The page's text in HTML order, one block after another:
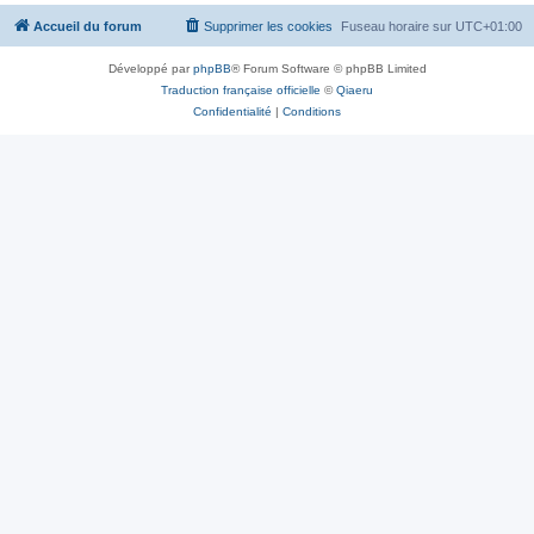
Accueil du forum Fuseau horaire sur UTC+01:00
Supprimer les cookies
Développé parphpBB® Forum Software © phpBB Limited
Traduction française officielle ©Qiaeru
Confidentialité | Conditions